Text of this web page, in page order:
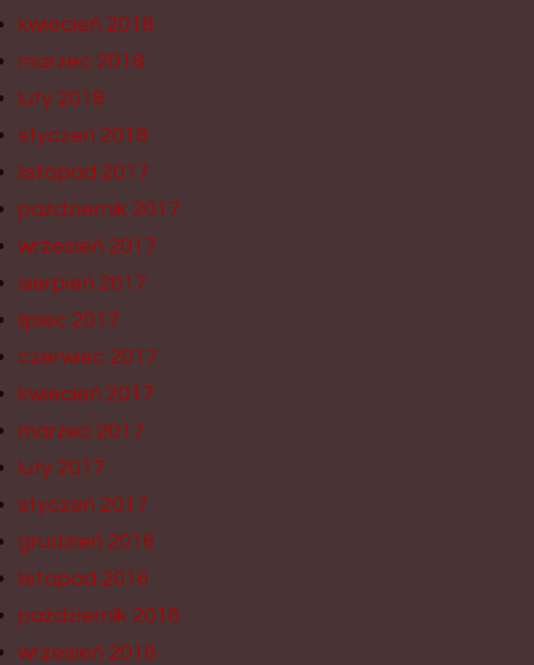
kwiecień 2018
marzec 2018
luty 2018
styczeń 2018
listopad 2017
październik 2017
wrzesień 2017
sierpień 2017
lipiec 2017
czerwiec 2017
kwiecień 2017
marzec 2017
luty 2017
styczeń 2017
grudzień 2016
listopad 2016
październik 2016
wrzesień 2016